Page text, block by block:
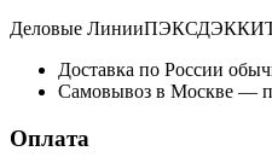
Деловые ЛинииПЭКСДЭК
Доставка по России
Самовывоз в Москве —
Оплата